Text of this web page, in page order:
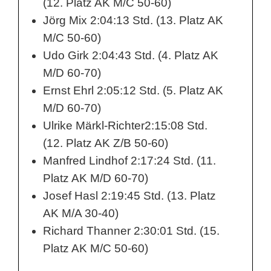
(12. Platz AK M/C 50-60)
Jörg Mix 2:04:13 Std. (13. Platz AK
M/C 50-60)
Udo Girk 2:04:43 Std. (4. Platz AK
M/D 60-70)
Ernst Ehrl 2:05:12 Std. (5. Platz AK
M/D 60-70)
Ulrike Märkl-Richter2:15:08 Std.
(12. Platz AK Z/B 50-60)
Manfred Lindhof 2:17:24 Std. (11.
Platz AK M/D 60-70)
Josef Hasl 2:19:45 Std. (13. Platz
AK M/A 30-40)
Richard Thanner 2:30:01 Std. (15.
Platz AK M/C 50-60)